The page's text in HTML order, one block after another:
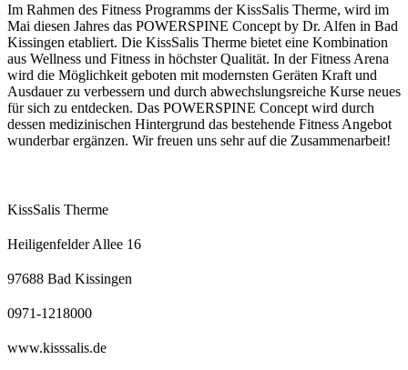
Im Rahmen des Fitness Programms der KissSalis Therme, wird im
Mai diesen Jahres das POWERSPINE Concept by Dr. Alfen in Bad
Kissingen etabliert. Die KissSalis Therme bietet eine Kombination
aus Wellness und Fitness in höchster Qualität. In der Fitness Arena
wird die Möglichkeit geboten mit modernsten Geräten Kraft und
Ausdauer zu verbessern und durch abwechslungsreiche Kurse neues
für sich zu entdecken. Das POWERSPINE Concept wird durch
dessen medizinischen Hintergrund das bestehende Fitness Angebot
wunderbar ergänzen. Wir freuen uns sehr auf die Zusammenarbeit!
KissSalis Therme
Heiligenfelder Allee 16
97688 Bad Kissingen
0971-1218000
www.kisssalis.de